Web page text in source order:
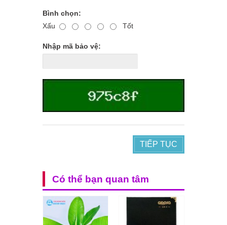
Bình chọn:
Xấu
Tốt
Nhập mã bảo vệ:
TIẾP TỤC
Có thể bạn quan tâm